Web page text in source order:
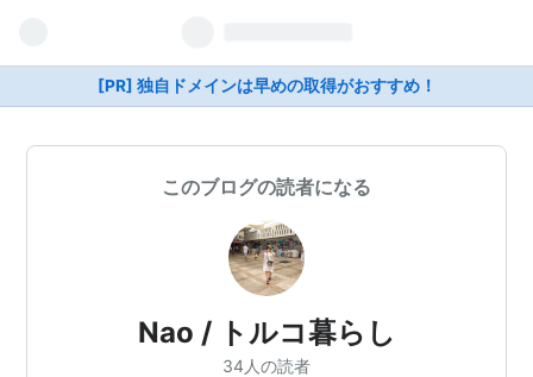
[PR] 独自ドメインは早めの取得がおすすめ！
このブログの読者になる
Nao / トルコ暮らし
34人の読者